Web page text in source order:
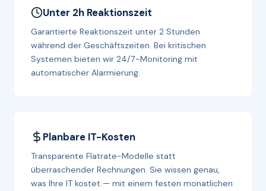
Unter 2h Reaktionszeit
Garantierte Reaktionszeit unter 2 Stunden
während der Geschäftszeiten. Bei kritischen
Systemen bieten wir 24/7-Monitoring mit
automatischer Alarmierung.
Planbare IT-Kosten
Transparente Flatrate-Modelle statt
überraschender Rechnungen. Sie wissen genau,
was Ihre IT kostet — mit einem festen monatlichen